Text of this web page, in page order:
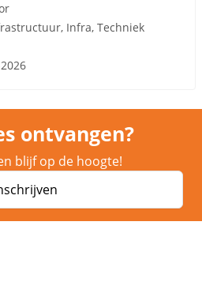
Infra, Techniek
ontvangen?
blijf op de hoogte!